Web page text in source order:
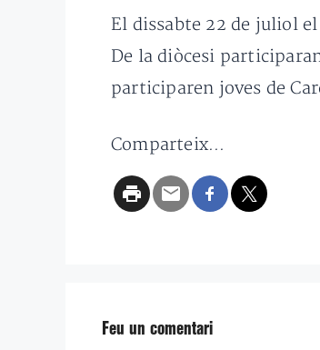
El dissabte 22 de juliol
De la diòcesi
participaren joves de
Comparteix...
Feu un comentari